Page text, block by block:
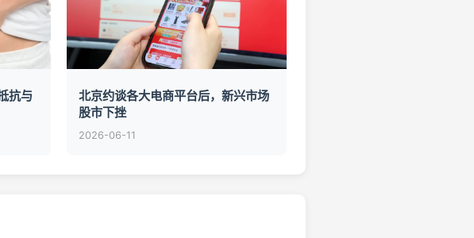
抗与
北京约谈各大电商平台后，新兴市场
股市下挫
2026-06-11